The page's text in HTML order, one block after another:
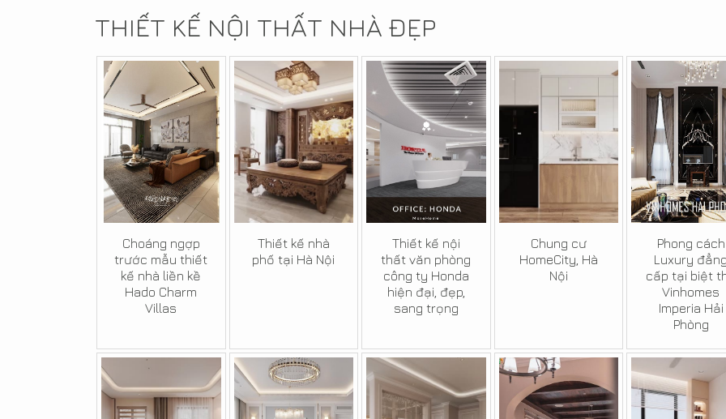
THIẾT KẾ NỘI THẤT NHÀ ĐẸP
Choáng ngợp
trước mẫu thiết
kế nhà liền kề
Hado Charm
Villas
Thiết kế nhà
phố tại Hà Nội
Thiết kế nội
thất văn phòng
công ty Honda
hiện đại, đẹp,
sang trọng
Chung cư
HomeCity, Hà
Nội
Phong cách
Luxury
cấp tại biệt
Vinhomes
Imperia Hải
Phòng